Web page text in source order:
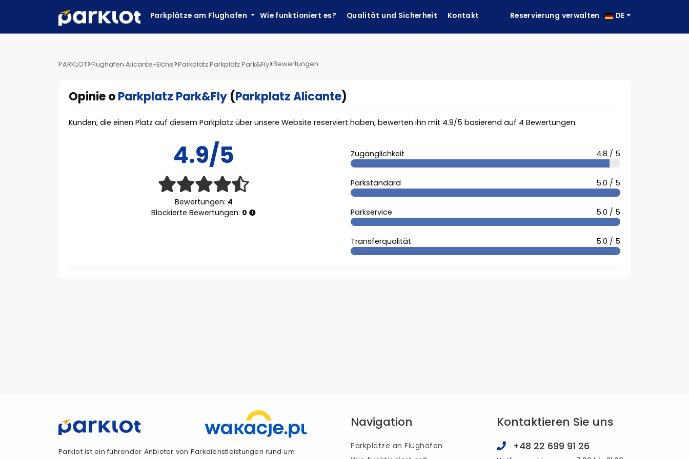
Parkplätze am Flughafen Wie funktioniert es? Qualität und Sicherheit Kontakt Reservierung verwalten DE
PARKLOT>Flughafen Alicante-Elche>Parkplatz Parkplatz Park&Fly>Bewertungen
Opinie oParkplatz Park&Fly (Parkplatz Alicante)
Kunden, die einen Platz auf diesem Parkplatz über unsere Website reserviert haben, bewerten ihn mit 4.9/5 basierend auf 4 Bewertungen.
4.9/5
Bewertungen: 4
Blockierte Bewertungen: 0
Zugänglichkeit 4.8 / 5
Parkstandard 5.0 / 5
Parkservice 5.0 / 5
Transferqualität 5.0 / 5
Parklot ist ein führender Anbieter von Parkdienstleistungen rund um
Navigation
Parkplätze an Flughäfen
Kontaktieren Sie uns
+48 22 699 91 26